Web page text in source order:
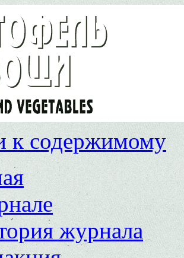
к содержимому
журнала